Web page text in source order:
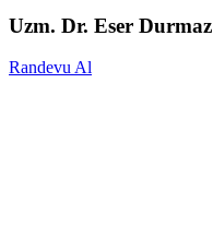
Uzm. Dr. Eser Durmaz
Randevu Al